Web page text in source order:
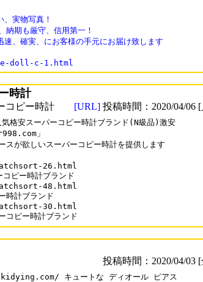
実物写真！
期も厳守、信用第一！
速、確実、にお客様の手元にお届け致します
時計
コピー時計
[URL] 投稿時間：2020/04/06
格安スーパーコピー時計ブランド(N級品)激安
」
スが欲しいスーパーコピー時計を提供します
26.html
ピー時計ブランド
48.html
時計ブランド
30.html
コピー時計ブランド
投稿時間：2020/04/03
キュートな ディオール ピアス